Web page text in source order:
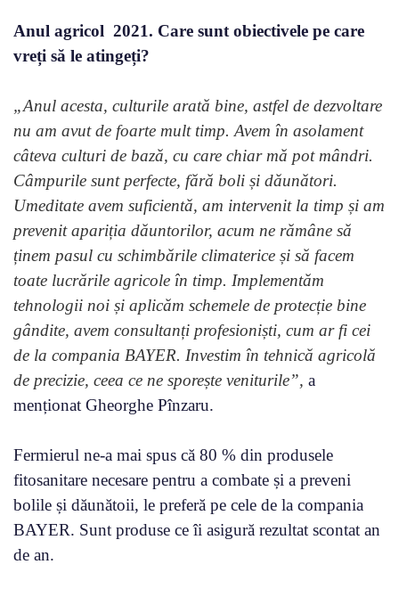
Anul agricol 2021. Care sunt obiectivele pe care
vreți să le atingeți?
„Anul acesta, culturile arată bine, astfel de dezvoltare
nu am avut de foarte mult timp. Avem în asolament
câteva culturi de bază, cu care chiar mă pot mândri.
Câmpurile sunt perfecte, fără boli și dăunători.
Umeditate avem suficientă, am intervenit la timp și am
prevenit apariția dăuntorilor, acum ne rămâne să
ținem pasul cu schimbările climaterice și să facem
toate lucrările agricole în timp. Implementăm
tehnologii noi și aplicăm schemele de protecție bine
gândite, avem consultanți profesioniști, cum ar fi cei
de la compania BAYER. Investim în tehnică agricolă
de precizie, ceea ce ne sporește veniturile”, a
menționat Gheorghe Pînzaru.
Fermierul ne-a mai spus că 80 % din produsele
fitosanitare necesare pentru a combate și a preveni
bolile și dăunătoii, le preferă pe cele de la compania
BAYER. Sunt produse ce îi asigură rezultat scontat an
de an.